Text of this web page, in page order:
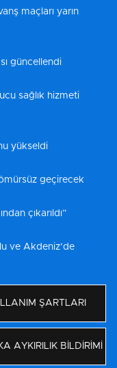
maçları yarın
güncellendi
sağlık hizmeti
yükseldi
geçirecek
çıkarıldı”
ve Akdeniz’de
ŞARTLARI
AYKIRILIK BİLDİRİMİ